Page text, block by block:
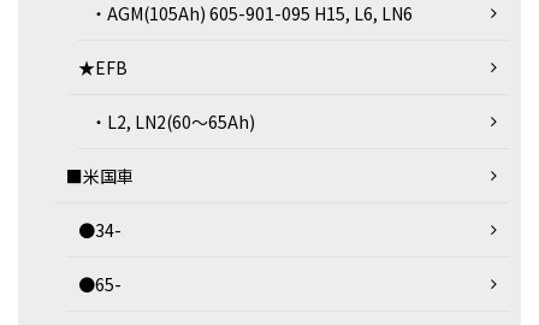
・AGM(105Ah) 605-901-095 H15, L6, LN6
★EFB
・L2, LN2(60～65Ah)
■米国車
●34-
●65-